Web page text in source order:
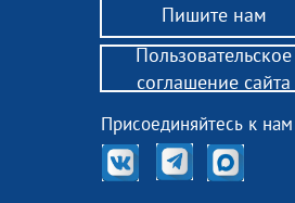
Пишите нам
Присоединяйтесь к
Пользовательское
соглашение сайта